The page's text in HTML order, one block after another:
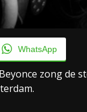
WhatsApp
zong de